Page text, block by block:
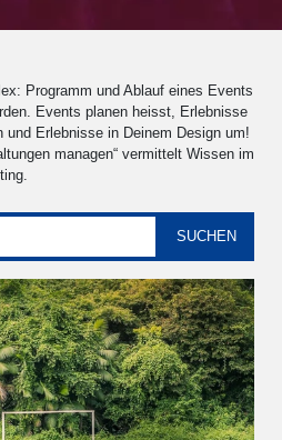
Programm und Ablauf eines Events
Events planen heisst, Erlebnisse
Erlebnisse in Deinem Design um!
managen“ vermittelt Wissen im